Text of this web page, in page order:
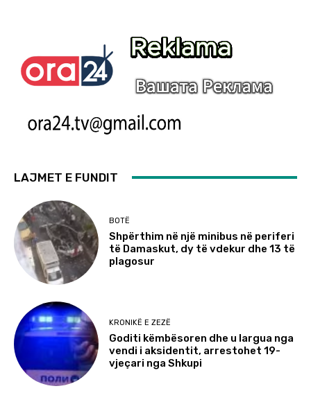
LAJMET E FUNDIT
BOTË
Shpërthim në një minibus në periferi
të Damaskut, dy të vdekur dhe 13 të
plagosur
KRONIKË E ZEZË
Goditi këmbësoren dhe u largua nga
vendi i aksidentit, arrestohet 19-
vjeçari nga Shkupi